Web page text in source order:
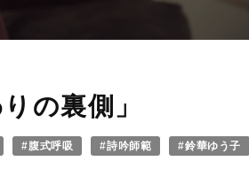
の裏側」
#腹式呼吸 #詩吟師範 #鈴華ゆう子